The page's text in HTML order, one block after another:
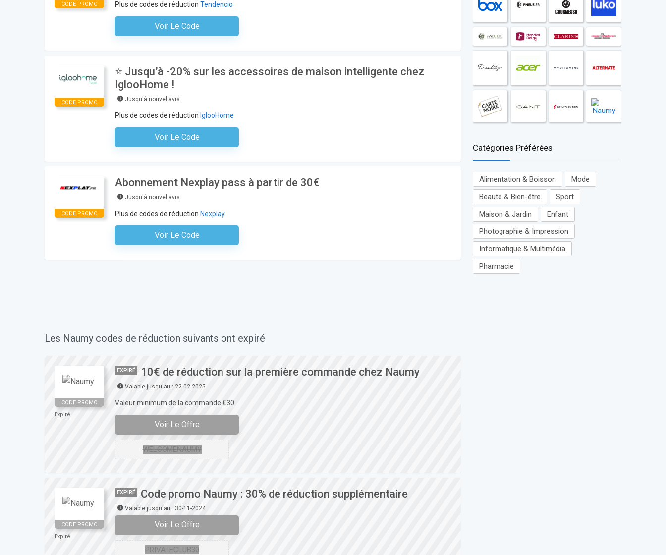
Catégories Préférées
Alimentation & Boisson
Mode
Beauté & Bien-être
Sport
Maison & Jardin
Enfant
Photographie & Impression
Informatique & Multimédia
Pharmacie
CODE PROMO Plus de codes de réduction Tendencio
Voir Le Code
Aucun Code N'est Nécessaire
CODE PROMO
⭐ Jusqu’à -20% sur les accessoires de maison intelligente chez
IglooHome !
Jusqu'à nouvel avis
Plus de codes de réduction IglooHome
Voir Le Code
Aucun Code N'est Nécessaire
CODE PROMO
Abonnement Nexplay pass à partir de 30€
Jusqu'à nouvel avis
Plus de codes de réduction Nexplay
Voir Le Code
Aucun Code N'est Nécessaire
Les Naumy codes de réduction suivants ont expiré
CODE PROMO
Expiré
EXPIRÉ 10€ de réduction sur la première commande chez Naumy
Valable jusqu'au : 22-02-2025
Valeur minimum de la commande €30
Voir Le Offre
WELCOMENAUMY
CODE PROMO
Expiré
EXPIRÉ Code promo Naumy : 30% de réduction supplémentaire
Valable jusqu'au : 30-11-2024
Voir Le Offre
PRIVATECLUB30